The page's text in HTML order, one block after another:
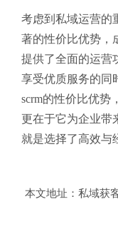
考虑到私域运营的
著的性价比优势，
提供了全面的运营
享受优质服务的同
scrm的性价比优势
更在于它为企业带
就是选择了高效与
本文地址： 私域获